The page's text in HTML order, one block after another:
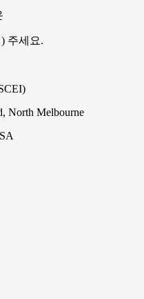
주세요.
North Melbourne